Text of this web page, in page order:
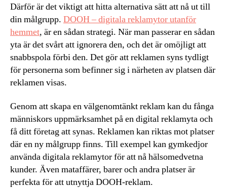
Därför är det viktigt att hitta alternativa sätt att nå ut till
din målgrupp. DOOH – digitala reklamytor utanför
hemmet, är en sådan strategi. När man passerar en sådan
yta är det svårt att ignorera den, och det är omöjligt att
snabbspola förbi den. Det gör att reklamen syns tydligt
för personerna som befinner sig i närheten av platsen där
reklamen visas.
Genom att skapa en välgenomtänkt reklam kan du fånga
människors uppmärksamhet på en digital reklamyta och
få ditt företag att synas. Reklamen kan riktas mot platser
där en ny målgrupp finns. Till exempel kan gymkedjor
använda digitala reklamytor för att nå hälsomedvetna
kunder. Även mataffärer, barer och andra platser är
perfekta för att utnyttja DOOH-reklam.